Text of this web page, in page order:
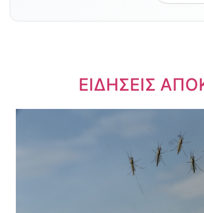
ΕΙΔΗΣΕΙΣ
Dnews.gr